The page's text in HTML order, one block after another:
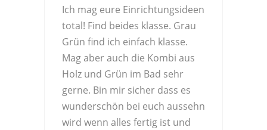
Ich mag eure Einrichtungsideen
total! Find beides klasse. Grau
Grün find ich einfach klasse.
Mag aber auch die Kombi aus
Holz und Grün im Bad sehr
gerne. Bin mir sicher dass es
wunderschön bei euch aussehn
wird wenn alles fertig ist und